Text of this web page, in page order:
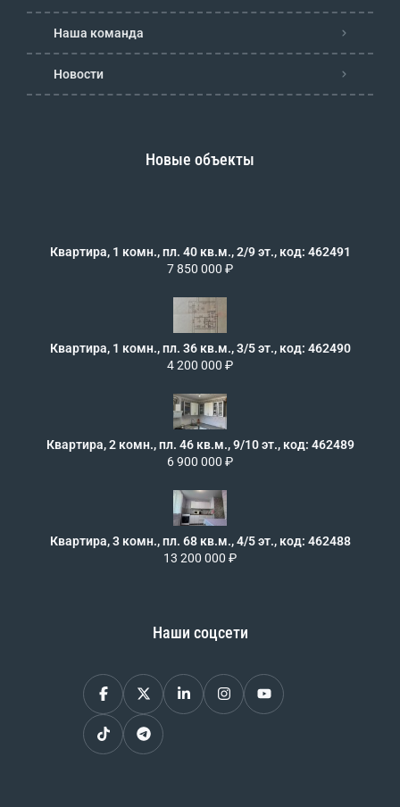
Наша команда
Новости
Новые объекты
Квартира, 1 комн., пл. 40 кв.м., 2/9 эт., код: 462491
7 850 000 ₽
Квартира, 1 комн., пл. 36 кв.м., 3/5 эт., код: 462490
4 200 000 ₽
Квартира, 2 комн., пл. 46 кв.м., 9/10 эт., код: 462489
6 900 000 ₽
Квартира, 3 комн., пл. 68 кв.м., 4/5 эт., код: 462488
13 200 000 ₽
Наши соцсети